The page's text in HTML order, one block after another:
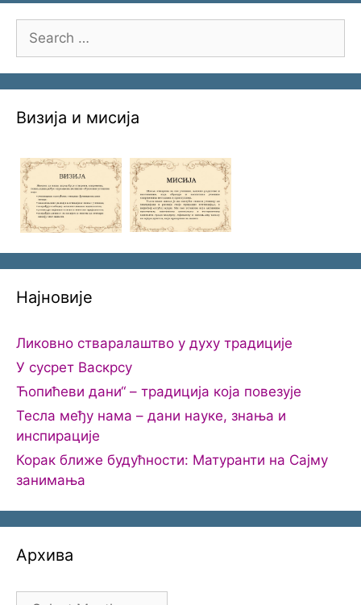
for:
Визија и мисија
Најновије
Ликовно стваралаштво у духу традиције
У сусрет Васкрсу
Ћопићеви дани“ – традиција која повезује
Тесла међу нама – дани науке, знања и
инспирације
Корак ближе будућности: Матуранти на Сајму
занимања
Архива
Архива